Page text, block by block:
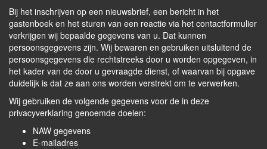
Bij het inschrijven op een nieuwsbrief, een bericht in het
gastenboek en het sturen van een reactie via het contactformulier
verkrijgen wij bepaalde gegevens van u. Dat kunnen
persoonsgegevens zijn. Wij bewaren en gebruiken uitsluitend de
persoonsgegevens die rechtstreeks door u worden opgegeven, in
het kader van de door u gevraagde dienst, of waarvan bij opgave
duidelijk is dat ze aan ons worden verstrekt om te verwerken.
Wij gebruiken de volgende gegevens voor de in deze
privacyverklaring genoemde doelen:
NAW gegevens
E-mailadres